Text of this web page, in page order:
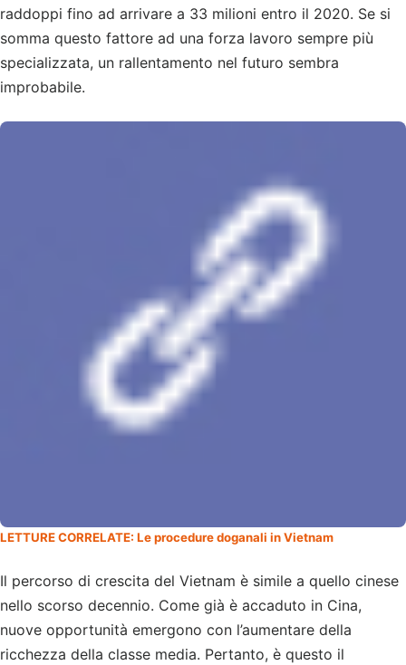
raddoppi fino ad arrivare a 33 milioni entro il 2020. Se si
somma questo fattore ad una forza lavoro sempre più
specializzata, un rallentamento nel futuro sembra
improbabile.
LETTURE CORRELATE: Le procedure doganali in Vietnam
Il percorso di crescita del Vietnam è simile a quello cinese
nello scorso decennio. Come già è accaduto in Cina,
nuove opportunità emergono con l’aumentare della
ricchezza della classe media. Pertanto, è questo il